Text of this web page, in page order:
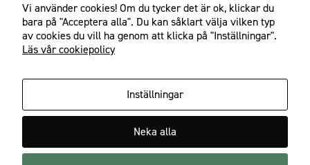
IF Göta Karlstad, Johan Banérs väg 5, 653 48 Karlstad
054-21 23 27, info@ifgota.se
Vi använder cookies! Om du tycker det är ok, klickar du
bara på "Acceptera alla". Du kan såklart välja vilken typ
av cookies du vill ha genom att klicka på "Inställningar".
Läs vår cookiepolicy
Inställningar
Neka alla
Nödvändiga
Dessa